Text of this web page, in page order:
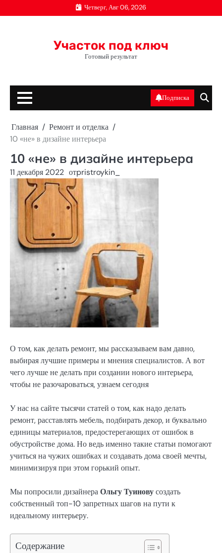
к
Четверг, Авг 06, 2026
Участок под ключ
Готовый результат
Подписка
Главная
Ремонт и отделка
10 «не» в дизайне интерьера
10 «не» в дизайне интерьера
11 декабря 2022 отpristroykin_
О том, как делать ремонт, мы рассказываем вам давно,
выбирая лучшие примеры и мнения специалистов. А вот
чего лучше не делать при создании нового интерьера,
чтобы не разочароваться, узнаем сегодня
У нас на сайте тысячи статей о том, как надо делать
ремонт, расставлять мебель, подбирать декор, и буквально
единицы материалов, предостерегающих от ошибок в
обустройстве дома. Но ведь именно такие статьи помогают
учиться на чужих ошибках и создавать дома своей мечты,
минимизируя при этом горький опыт.
Мы попросили дизайнераОльгу Туиновусоздать
собственный топ-10 запретных шагов на пути к
идеальному интерьеру.
Содержание